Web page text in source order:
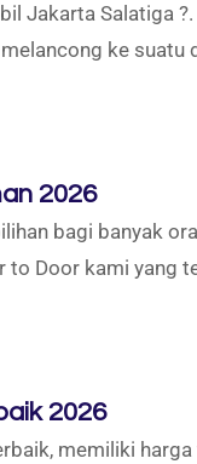
Jakarta
ke suatu
2026
bagi banyak
Door kami yang
2026
memiliki